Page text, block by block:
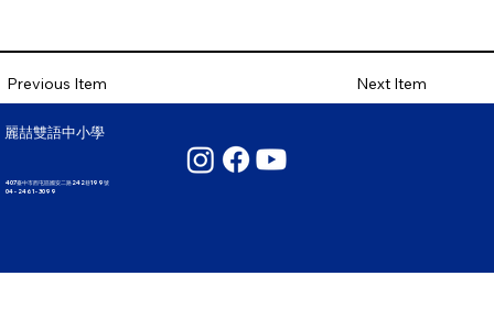
Previous Item Next Item
麗喆雙語中小學
407臺中市西屯區國安二路242巷199號
04 - 2461 - 3099